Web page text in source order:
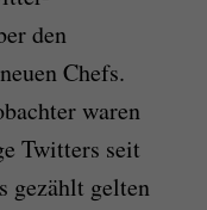
den
Chefs.
waren
Twitters seit
gezählt gelten